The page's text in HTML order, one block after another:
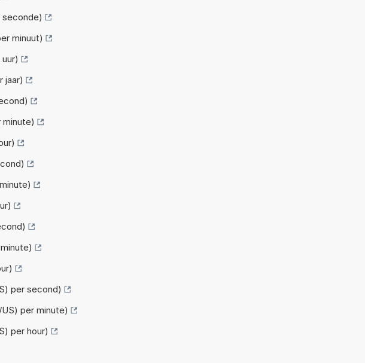
seconde)
minuut)
jaar)
minute)
per second)
per minute)
per hour)